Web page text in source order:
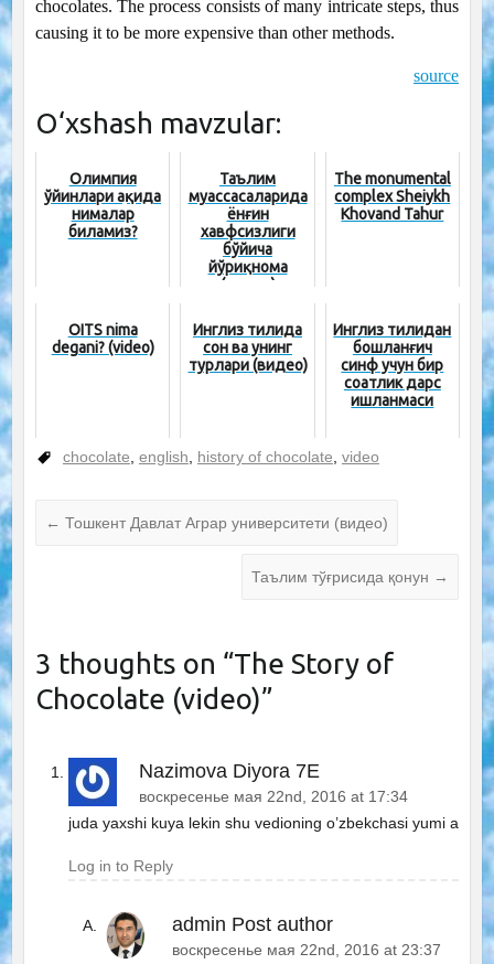
chocolates. The process consists of many intricate steps, thus
causing it to be more expensive than other methods.
source
O‘xshash mavzular:
Олимпия
ўйинлари ҳақида
нималар
биламиз?
Таълим
муассасаларида
ёнғин
хавфсизлиги
бўйича
йўриқнома
(видео)
The monumental
complex Sheiykh
Khovand Tahur
OITS nima
degani? (video)
Инглиз тилида
сон ва унинг
турлари (видео)
Инглиз тилидан
бошланғич
синф учун бир
соатлик дарс
ишланмаси
chocolate english history of chocolate video
← Тошкент Давлат Аграр университети (видео)
Таълим тўғрисида қонун →
3 thoughts on “The Story of
Chocolate (video)”
Nazimova Diyora 7E
воскресенье мая 22nd, 2016 at 17:34
juda yaxshi kuya lekin shu vedioning o’zbekchasi yumi a
Log in to Reply
admin Post author
воскресенье мая 22nd, 2016 at 23:37